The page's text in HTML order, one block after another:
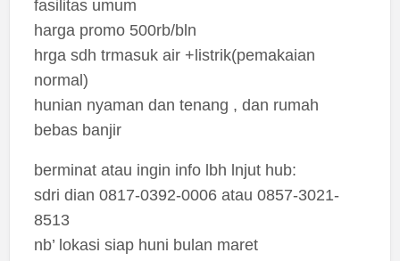
fasilitas umum
harga promo 500rb/bln
hrga sdh trmasuk air +listrik(pemakaian
normal)
hunian nyaman dan tenang , dan rumah
bebas banjir
berminat atau ingin info lbh lnjut hub:
sdri dian 0817-0392-0006 atau 0857-3021-
8513
nb’ lokasi siap huni bulan maret